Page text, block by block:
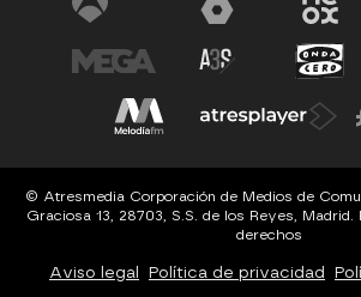
© Atresmedia Corporación de Medios de
Graciosa 13, 28703, S.S. de los Reyes,
derechos
Aviso legal Política de privacidad